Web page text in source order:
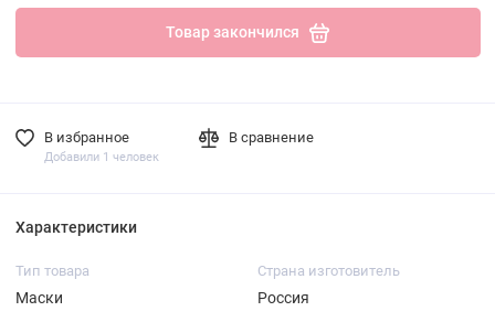
Товар закончился
В избранное
Добавили 1 человек
В сравнение
Характеристики
Тип товара
Маски
Страна изготовитель
Россия